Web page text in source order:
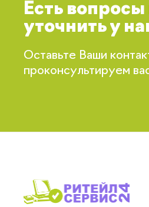
Есть
уточнить у
Оставьте Ваши
проконсультируем